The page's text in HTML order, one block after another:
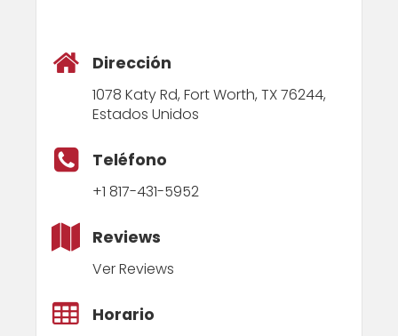
Dirección
1078 Katy Rd, Fort Worth, TX 76244,
Estados Unidos
Teléfono
+1 817-431-5952
Reviews
Ver Reviews
Horario